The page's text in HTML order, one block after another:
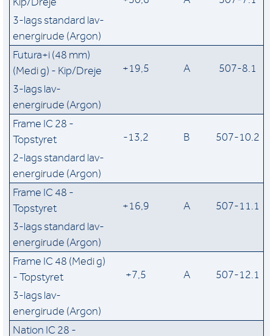
3-lags standard lav-
energirude (Argon)
Futura+i (48 mm)
(Medi g) - Kip/Dreje
+19,5 A
507-8.1
3-lags lav-
energirude (Argon)
Frame IC 28 -
Topstyret
-13,2 B
507-10.2
2-lags standard lav-
energirude (Argon)
Frame IC 48 -
Topstyret
+16,9 A
507-11.1
3-lags standard lav-
energirude (Argon)
Frame IC 48 (Medi g)
- Topstyret
+7,5 A
507-12.1
3-lags lav-
energirude (Argon)
Nation IC 28 -